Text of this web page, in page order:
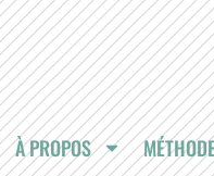
À PROPOS